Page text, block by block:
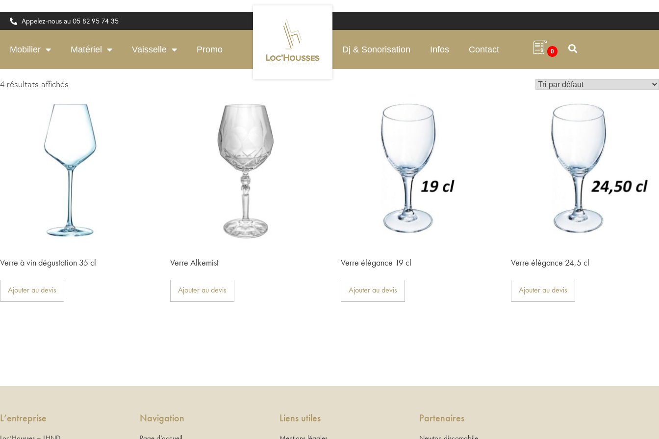
Appelez-nous au 05 82 95 74 35
Mobilier Matériel Vaisselle Promo Dj & Sonorisation Infos Contact 0
4 résultats affichés
Verre à vin dégustation 35 cl
Ajouter au devis
Verre Alkemist
Ajouter au devis
Verre élégance 19 cl
Ajouter au devis
Verre élégance 24,5 cl
Ajouter au devis
L’entreprise Navigation Liens utiles Partenaires